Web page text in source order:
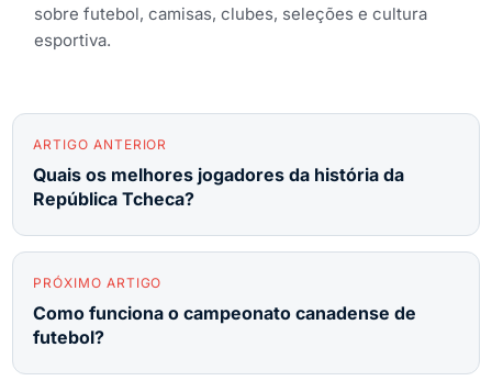
sobre futebol, camisas, clubes, seleções e cultura
esportiva.
ARTIGO ANTERIOR
Quais os melhores jogadores da história da
República Tcheca?
PRÓXIMO ARTIGO
Como funciona o campeonato canadense de
futebol?